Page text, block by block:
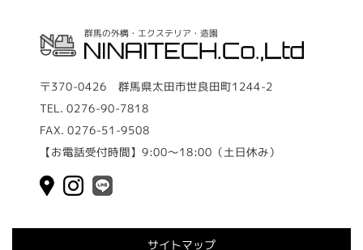
群馬の外構・エクステリア・造園
〒370-0426 群馬県太田市世良田町1244-2
TEL. 0276-90-7818
FAX.0276-51-9508
【お電話受付時間】9:00～18:00（土日休み）
サイトマップ